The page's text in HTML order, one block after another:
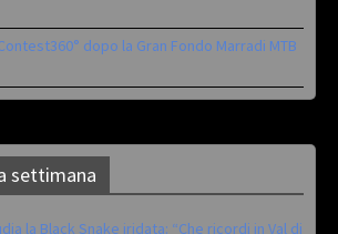
dopo la Gran Fondo Marradi MTB
settimana
la Black Snake iridata: “Che ricordi in Val di